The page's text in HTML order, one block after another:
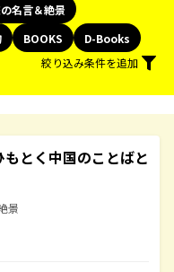
名言＆絶景
BOOKS
D-Books
絞り込み条件を追加
とく中国のことばと
景